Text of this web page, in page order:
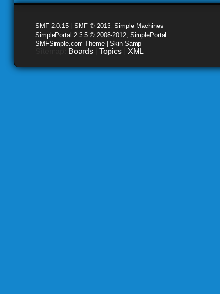
SMF 2.0.15 SMF © 2013 Simple Machines
SimplePortal 2.3.5 © 2008-2012, SimplePortal
SMFSimple.com Theme | Skin Samp
Boards Topics XML